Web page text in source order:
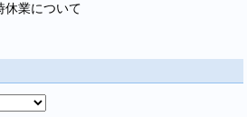
休業について